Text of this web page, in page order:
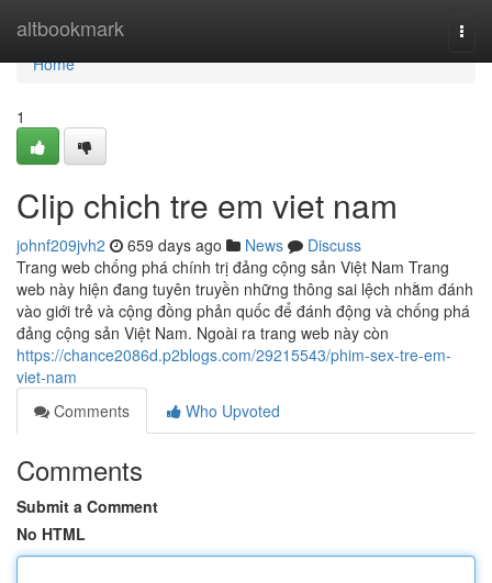
altbookmark
Home
Home
1
Clip chich tre em viet nam
johnf209jvh2 659 days ago News
Discuss
Trang web chống phá chính trị đảng cộng sản Việt Nam Trang
web này hiện đang tuyên truyền những thông sai lệch nhằm đánh
vào giới trẻ và cộng đồng phản quốc để đánh động và chống phá
đảng cộng sản Việt Nam. Ngoài ra trang web này còn
https://chance2086d.p2blogs.com/29215543/phim-sex-tre-em-
viet-nam
Comments
Who Upvoted
Comments
Submit a Comment
No HTML